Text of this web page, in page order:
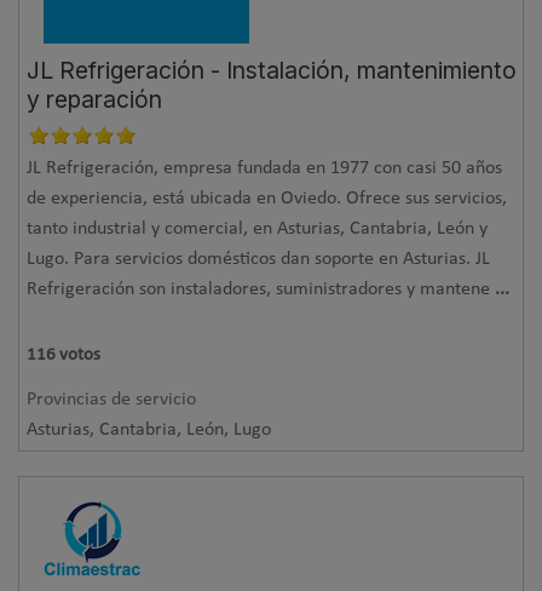
JL Refrigeración - Instalación, mantenimiento
y reparación
JL Refrigeración, empresa fundada en 1977 con casi 50 años
de experiencia, está ubicada en Oviedo. Ofrece sus servicios,
tanto industrial y comercial, en Asturias, Cantabria, León y
Lugo. Para servicios domésticos dan soporte en Asturias. JL
Refrigeración son instaladores, suministradores y mantene ...
116 votos
Provincias de servicio
Asturias, Cantabria, León, Lugo